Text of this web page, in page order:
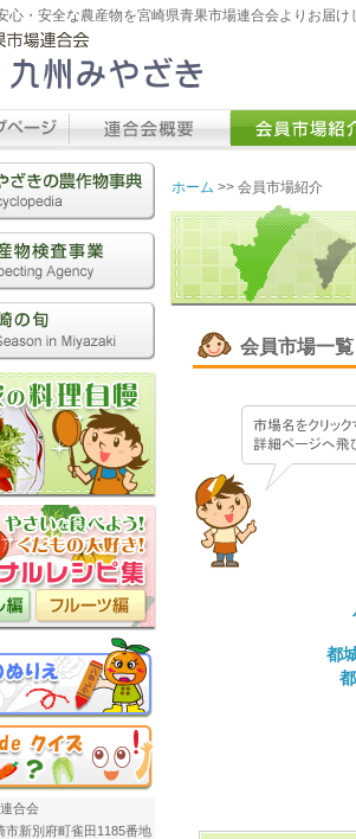
心・安全な農産物を宮崎県青果市場連合会よりお届け
ホーム >> 会員市場紹介
会員市場一覧
都
合会
市新別府町雀田1185番地